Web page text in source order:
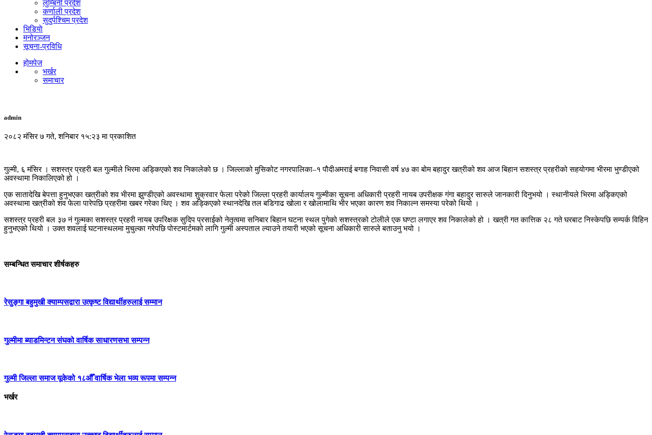
लुम्बिनी प्रदेश
कर्णाली प्रदेश
सुदुर्पश्चिम प्रदेश
भिडियाे
मनोरञ्जन
सूचना-प्रविधि
होमपेज
भर्खर
समाचार
admin
२०८२ मंसिर ७ गते, शनिबार १५:२३ मा प्रकाशित
गुल्मी, ६ मंसिर । सशस्त्र प्रहरी बल गुल्मीले भिरमा अड्किएको शव निकालेको छ । जिल्लाको मुसिकोट नगरपालिका–१ पौदीअमराई बगाह निवासी वर्ष ४७ का बोम बहादुर खत्रीको शव आज बिहान सशस्त्र प्रहरीको सहयोगमा भीरमा भुण्डीएको
अवस्थामा निकालिएको हो ।
एक सातादेखि बेपत्ता हुनुभएका खत्रीको शव भीरमा झुण्डीएको अवस्थामा शुक्रवार फेला परेको जिल्ला प्रहरी कार्यालय गुल्मीका सूचना अधिकारी प्रहरी नायब उपरीक्षक गंगा बहादुर सारुले जानकारी दिनुभयो । स्थानीयले भिरमा अड्किएको
अवस्थामा खत्रीको शव फेला पारेपछि प्रहरीमा खबर गरेका थिए । शव अड्किएको स्थानदेखि तल बडिगाढ खोला र खोलामाथि भीर भएका कारण शव निकाल्न समस्या परेको थियो ।
सशस्त्र प्रहरी बल ३७ नं गुल्मका सशस्त्र प्रहरी नायब उपरिक्षक सुदिप प्रसाईको नेतृत्वमा सनिबार बिहान घटना स्थल पुगेको सशस्त्रको टोलीले एक घण्टा लगाएर शव निकालेको हो । खत्री गत कात्तिक २८ गते घरबाट निस्केपछि सम्पर्क विहिन
हुनुभएको थियो । उक्त शवलाई घटनास्थलमा मुचुल्का गरेपछि पोस्टमार्टमको लागि गुल्मी अस्पताल ल्याउने तयारी भएको सूचना अधिकारी सारुले बताउनु भयो ।
सम्बन्धित समाचार शीर्षकहरु
रेसुङ्गा बहुमुखी क्याम्पसद्वारा उत्कृष्ट विद्यार्थीहरुलाई सम्मान
गुल्मीमा ब्याडमिन्टन संघको वार्षिक साधारणसभा सम्पन्न
गुल्मी जिल्ला समाज यूकेको १८औँ वार्षिक भेला भव्य रूपमा सम्पन्न
भर्खर